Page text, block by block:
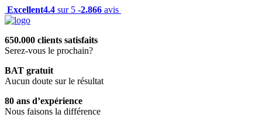
Excellent4.4 sur 5 -2.866 avis
650.000 clients satisfaits
Serez-vous le prochain?
BAT gratuit
Aucun doute sur le résultat
80 ans d’expérience
Nous faisons la différence